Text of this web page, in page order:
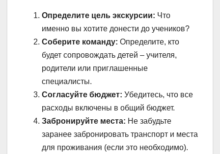
Определите цель экскурсии: Что
именно вы хотите донести до учеников?
Соберите команду: Определите, кто
будет сопровождать детей – учителя,
родители или приглашенные
специалисты.
Согласуйте бюджет: Убедитесь, что все
расходы включены в общий бюджет.
Забронируйте места: Не забудьте
заранее забронировать транспорт и места
для проживания (если это необходимо).